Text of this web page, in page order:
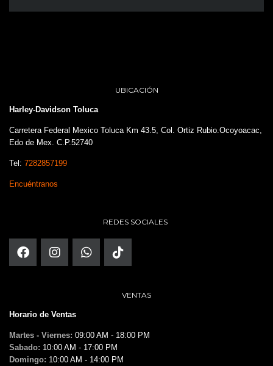
UBICACIÓN
Harley-Davidson Toluca
Carretera Federal Mexico Toluca Km 43.5, Col. Ortiz Rubio.Ocoyoacac,
Edo de Mex. C.P.52740
Tel: 7282857199
Encuéntranos
REDES SOCIALES
VENTAS
Horario de Ventas
Martes - Viernes: 09:00 AM - 18:00 PM
Sabado: 10:00 AM - 17:00 PM
Domingo: 10:00 AM - 14:00 PM